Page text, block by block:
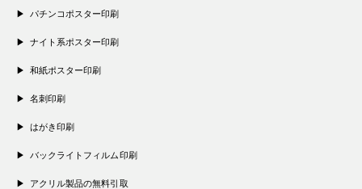
パチンコポスター印刷
ナイト系ポスター印刷
和紙ポスター印刷
名刺印刷
はがき印刷
バックライトフィルム印刷
アクリル製品の無料引取